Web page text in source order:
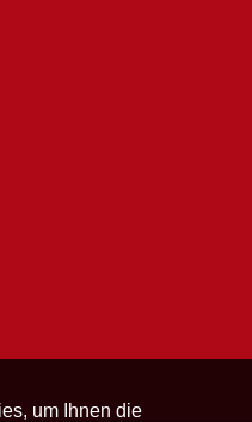
um Ihnen die